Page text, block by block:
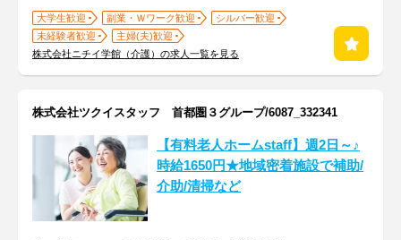
大学生歓迎 副業・Ｗワーク歓迎
シルバー歓迎
未経験者歓迎
主婦(夫)歓迎
株式会社ニチイ学館（介護）の求人一覧を見る
株式会社ツクイスタッフ 首都圏３グループ/6087_332341
【有料老人ホームstaff】週2日～♪
時給1650円★地域密着施設で補助/
介助/清掃など